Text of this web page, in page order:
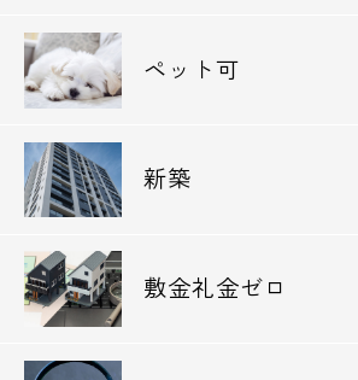
ペット可
新築
敷金礼金ゼロ
0120-500-529
営業時間 10：00～18：00
メールでお問い合わせ
お問い合わせ